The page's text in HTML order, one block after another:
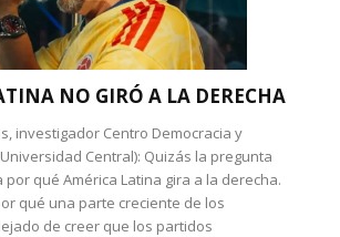
NO GIRÓ A LA DERECHA
investigador Centro Democracia y
Central): Quizás la pregunta
qué América Latina gira a la derecha.
qué una parte creciente de los
de creer que los partidos